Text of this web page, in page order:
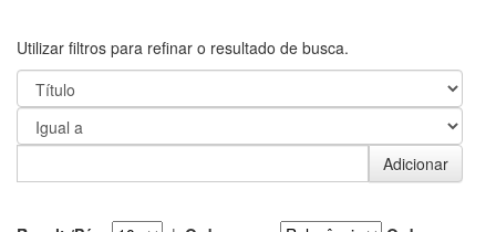
Utilizar filtros para refinar o resultado de busca.